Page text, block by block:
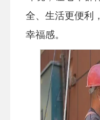
全、生活更便利
幸福感。